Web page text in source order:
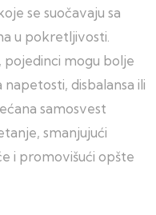
se suočavaju sa
u pokretljivosti.
pojedinci mogu bolje
disbalansa ili
samosvest
smanjujući
i promovišući opšte